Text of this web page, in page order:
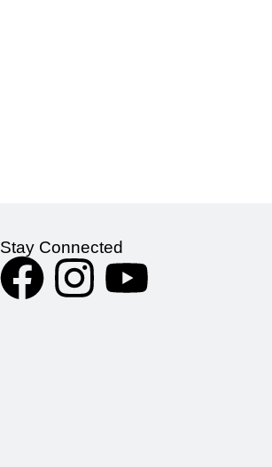
Stay Connected